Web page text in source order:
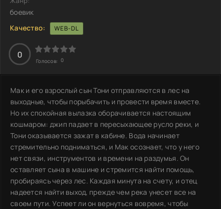
боевик
Качество:
WEB-DL
0
Голосов: 0
Мак и его взрослый сын Тони отправляются в лес на
выходные, чтобы порыбачить и провести время вместе.
Но их спокойная вылазка оборачивается настоящим
кошмаром: джип падает в пересыхающее русло реки, и
Тони оказывается зажат в кабине. Вода начинает
стремительно подниматься, и Мак осознает, что у него
нет связи, инструментов и времени на раздумья. Он
оставляет сына в машине и стремится найти помощь,
пробираясь через лес. Каждая минута на счету, и отец
надеется найти выход, прежде чем река унесет все на
своем пути. Успеет ли он вернуться вовремя, чтобы